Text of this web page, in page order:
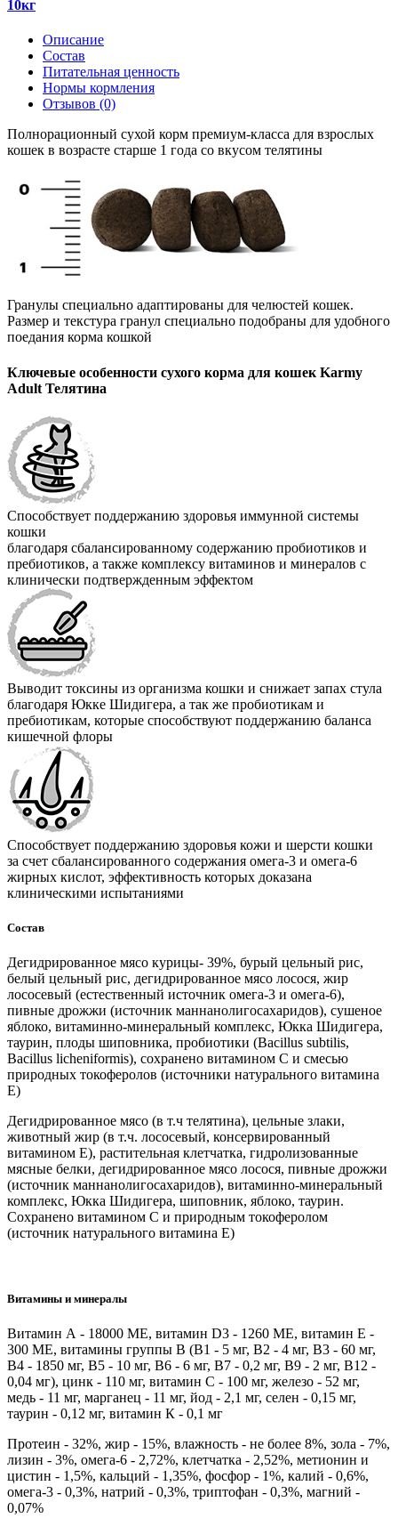
10кг
Описание
Состав
Питательная ценность
Нормы кормления
Отзывов (0)
Полнорационный сухой корм премиум-класса для взрослых
кошек в возрасте старше 1 года со вкусом телятины
Гранулы специально адаптированы для челюстей кошек.
Размер и текстура гранул специально подобраны для удобного
поедания корма кошкой
Ключевые особенности сухого корма для кошек Karmy
Adult Телятина
Способствует поддержанию здоровья иммунной системы
кошки
благодаря сбалансированному содержанию пробиотиков и
пребиотиков, а также комплексу витаминов и минералов с
клинически подтвержденным эффектом
Выводит токсины из организма кошки и снижает запах стула
благодаря Юкке Шидигера, а так же пробиотикам и
пребиотикам, которые способствуют поддержанию баланса
кишечной флоры
Способствует поддержанию здоровья кожи и шерсти кошки
за счет сбалансированного содержания омега-3 и омега-6
жирных кислот, эффективность которых доказана
клиническими испытаниями
Состав
Дегидрированное мясо курицы- 39%, бурый цельный рис,
белый цельный рис, дегидрированное мясо лосося, жир
лососевый (естественный источник омега-3 и омега-6),
пивные дрожжи (источник маннанолигосахаридов), сушеное
яблоко, витаминно-минеральный комплекс, Юкка Шидигера,
таурин, плоды шиповника, пробиотики (Bacillus subtilis,
Bacillus licheniformis), сохранено витамином С и смесью
природных токоферолов (источники натурального витамина
Е)
Дегидрированное мясо (в т.ч телятина), цельные злаки,
животный жир (в т.ч. лососевый, консервированный
витамином E), растительная клетчатка, гидролизованные
мясные белки, дегидрированное мясо лосося, пивные дрожжи
(источник маннанолигосахаридов), витаминно-минеральный
комплекс, Юкка Шидигера, шиповник, яблоко, таурин.
Cохранено витамином С и природным токоферолом
(источник натурального витамина Е)
Витамины и минералы
Витамин А - 18000 МЕ, витамин D3 - 1260 МЕ, витамин Е -
300 МЕ, витамины группы В (В1 - 5 мг, В2 - 4 мг, В3 - 60 мг,
В4 - 1850 мг, В5 - 10 мг, В6 - 6 мг, В7 - 0,2 мг, В9 - 2 мг, В12 -
0,04 мг), цинк - 110 мг, витамин С - 100 мг, железо - 52 мг,
медь - 11 мг, марганец - 11 мг, йод - 2,1 мг, селен - 0,15 мг,
таурин - 0,12 мг, витамин К - 0,1 мг
Протеин - 32%, жир - 15%, влажность - не более 8%, зола - 7%,
лизин - 3%, омега-6 - 2,72%, клетчатка - 2,52%, метионин и
цистин - 1,5%, кальций - 1,35%, фосфор - 1%, калий - 0,6%,
омега-3 - 0,3%, натрий - 0,3%, триптофан - 0,3%, магний -
0,07%